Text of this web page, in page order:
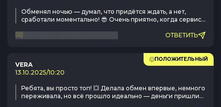
Обменял ночью — думал, что придётся ждать, а нет,
сработали моментально! 😎 Очень приятно, когда сервис
ОТВЕТИТЬ
ПОЛОЖИТЕЛЬНЫЙ
VERA
13.10.2025/10:20
Ребята, вы просто топ! 💥 Делала обмен впервые, немного
переживала, но всё прошло идеально — деньги пришли